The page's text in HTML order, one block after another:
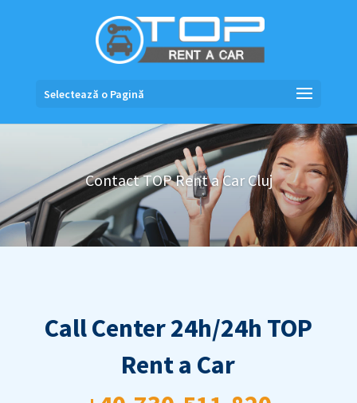
Selectează o Pagină
Contact TOP Rent a Car Cluj
Call Center 24h/24h TOP
Rent a Car